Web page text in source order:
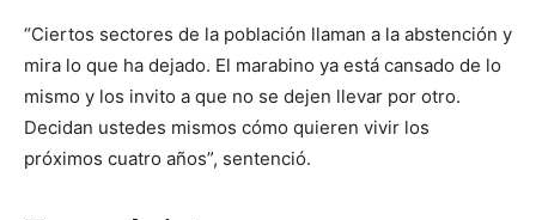
“Ciertos sectores de la población llaman a la abstención y
mira lo que ha dejado. El marabino ya está cansado de lo
mismo y los invito a que no se dejen llevar por otro.
Decidan ustedes mismos cómo quieren vivir los
próximos cuatro años”, sentenció.